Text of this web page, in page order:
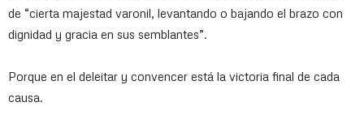
de “cierta majestad varonil, levantando o bajando el brazo con
dignidad y gracia en sus semblantes”.
Porque en el deleitar y convencer está la victoria final de cada
causa.